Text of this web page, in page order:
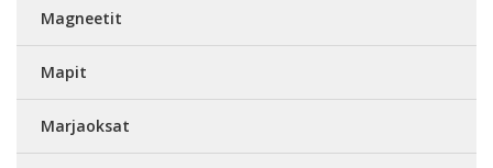
Magneetit
Mapit
Marjaoksat